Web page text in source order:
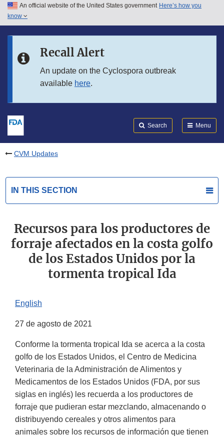
Skip to main content
Skip to in this section menu
An official website of the United States government Here’s how you
know
Recall Alert
An update on the Cyclospora outbreak
available here.
Search Menu
CVM Updates
IN THIS SECTION
Recursos para los productores de
forraje afectados en la costa golfo
de los Estados Unidos por la
tormenta tropical Ida
English
27 de agosto de 2021
Conforme la tormenta tropical Ida se acerca a la costa
golfo de los Estados Unidos, el Centro de Medicina
Veterinaria de la Administración de Alimentos y
Medicamentos de los Estados Unidos (FDA, por sus
siglas en inglés) les recuerda a los productores de
forraje que pudieran estar mezclando, almacenando o
distribuyendo cereales y otros alimentos para
animales sobre los recursos de información que tienen